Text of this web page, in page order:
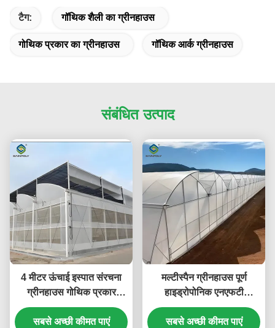
टैग: गॉथिक शैली का ग्रीनहाउस
गोथिक प्रकार का ग्रीनहाउस गॉथिक आर्क ग्रीनहाउस
संबंधित उत्पाद
4 मीटर ऊंचाई इस्पात संरचना
ग्रीनहाउस गोथिक प्रकार
आसान स्थापना
सबसे अच्छी कीमत पाएं
मल्टीस्पैन ग्रीनहाउस पूर्ण
हाइड्रोपोनिक एनएफटी
ग्रीनहाउस 6.0~12.0m स्पैन
सबसे अच्छी कीमत पाएं